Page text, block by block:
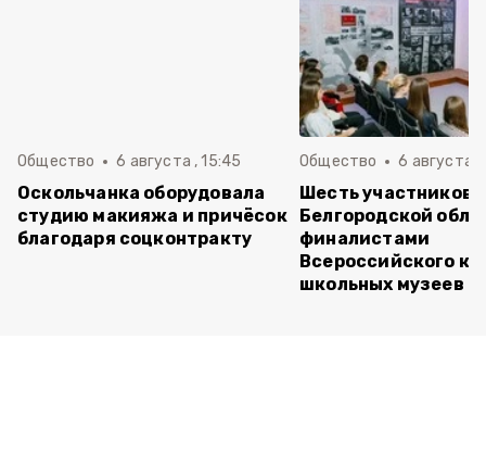
Общество 6 августа , 15:45
Оскольчанка оборудовала
студию макияжа и причёсок
благодаря соцконтракту
Общество 6 августа ,
Шесть участников
Белгородской
финалистами
Всероссийского
школьных музеев